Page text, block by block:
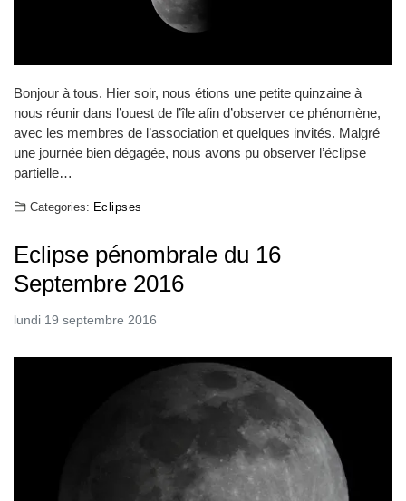
Bonjour à tous. Hier soir, nous étions une petite quinzaine à
nous réunir dans l’ouest de l’île afin d’observer ce phénomène,
avec les membres de l’association et quelques invités. Malgré
une journée bien dégagée, nous avons pu observer l’éclipse
partielle…
Categories: Eclipses
Eclipse pénombrale du 16
Septembre 2016
lundi 19 septembre 2016